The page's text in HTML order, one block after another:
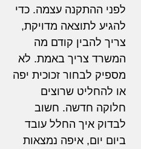
לפני ההתקנה עצמה. כדי
להגיע לתוצאה מדויקת,
צריך להבין קודם מה
המשרד צריך באמת. לא
מספיק לבחור זכוכית יפה
או להחליט שרוצים
חלוקה חדשה. חשוב
לבדוק איך החלל עובד
ביום יום, איפה נמצאות